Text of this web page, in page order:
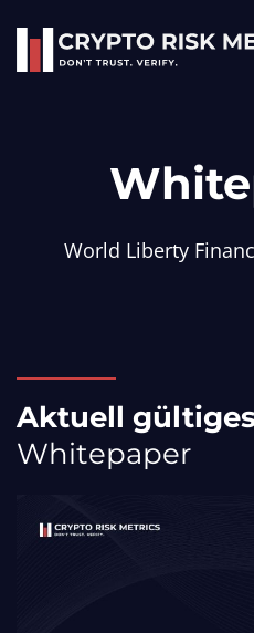
Skip to main content
World Liberty
Aktuell
Whitepaper